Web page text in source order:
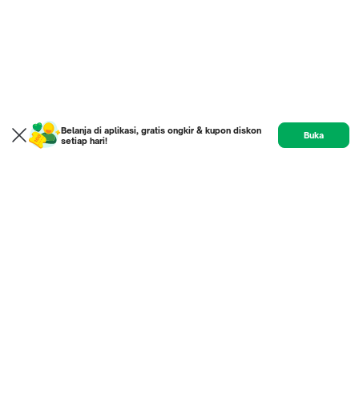
Belanja di aplikasi, gratis ongkir & kupon diskon
setiap hari!
Buka